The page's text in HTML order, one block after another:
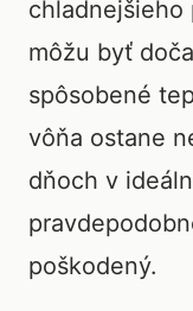
môžu byť
spôsobené
vôňa ostane
dňoch v
poškodený.